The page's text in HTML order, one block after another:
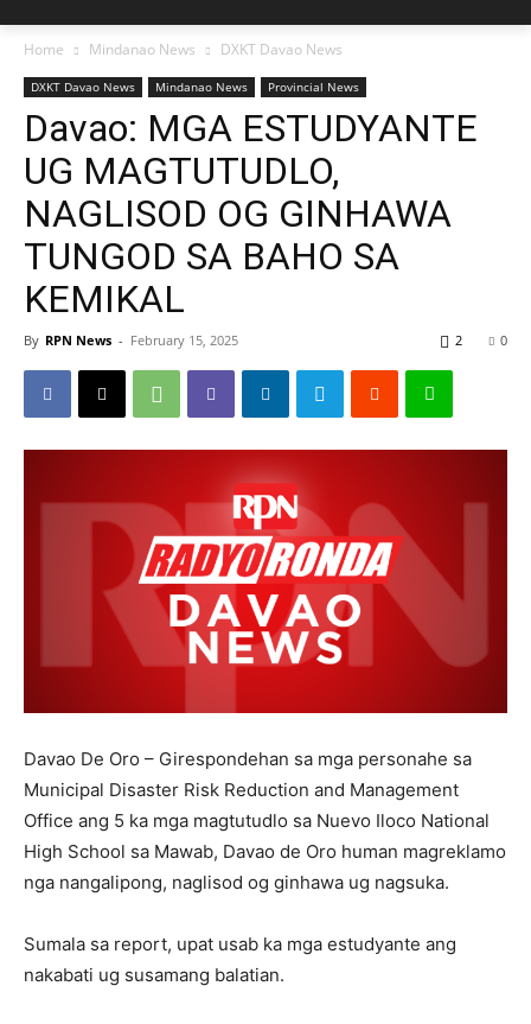
Home Mindanao News DXKT Davao News
DXKT Davao News Mindanao News Provincial News
Davao: MGA ESTUDYANTE
UG MAGTUTUDLO,
NAGLISOD OG GINHAWA
TUNGOD SA BAHO SA
KEMIKAL
By RPN News - February 15, 2025 0
2
Davao De Oro – Girespondehan sa mga personahe sa
Municipal Disaster Risk Reduction and Management
Office ang 5 ka mga magtutudlo sa Nuevo Iloco National
High School sa Mawab, Davao de Oro human magreklamo
nga nangalipong, naglisod og ginhawa ug nagsuka.
Sumala sa report, upat usab ka mga estudyante ang
nakabati ug susamang balatian.